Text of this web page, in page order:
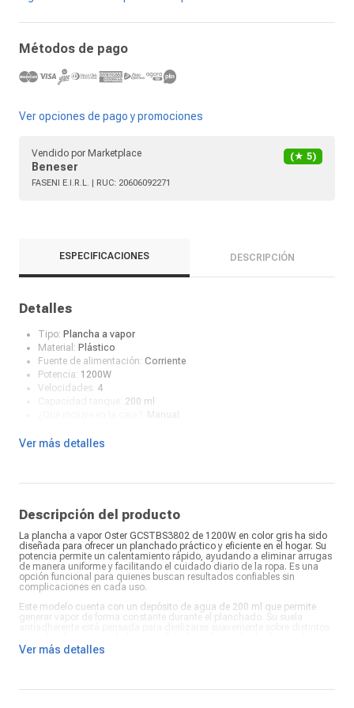
Métodos de pago
Ver opciones de pago y promociones
Vendido por Marketplace
Beneser
(★ 5)
FASENI E.I.R.L. | RUC: 20606092271
ESPECIFICACIONES DESCRIPCIÓN
Detalles
Tipo: Plancha a vapor
Material: Plástico
Fuente de alimentación: Corriente
Potencia: 1200W
Velocidades: 4
200 ml
Ver más detalles
Descripción del producto
La plancha a vapor Oster GCSTBS3802 de 1200W en color gris ha sido
diseñada para ofrecer un planchado práctico y eficiente en el hogar. Su
potencia permite un calentamiento rápido, ayudando a eliminar arrugas
de manera uniforme y facilitando el cuidado diario de la ropa. Es una
opción funcional para quienes buscan resultados confiables sin
complicaciones en cada uso.
Este modelo cuenta con un depósito de agua de 200 ml que permite
generar vapor de forma constante durante el planchado. Su suela
el uso. El diseño compacto y equilibrado favorece un manejo cómodo,
un diseño sobrio que se adapta fácilmente a cualquier espacio. Su
Ver más detalles